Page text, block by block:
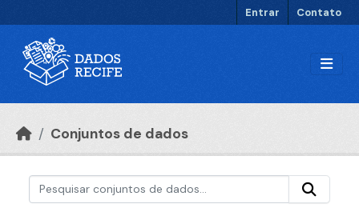
Entrar Contato
Conjuntos de dados